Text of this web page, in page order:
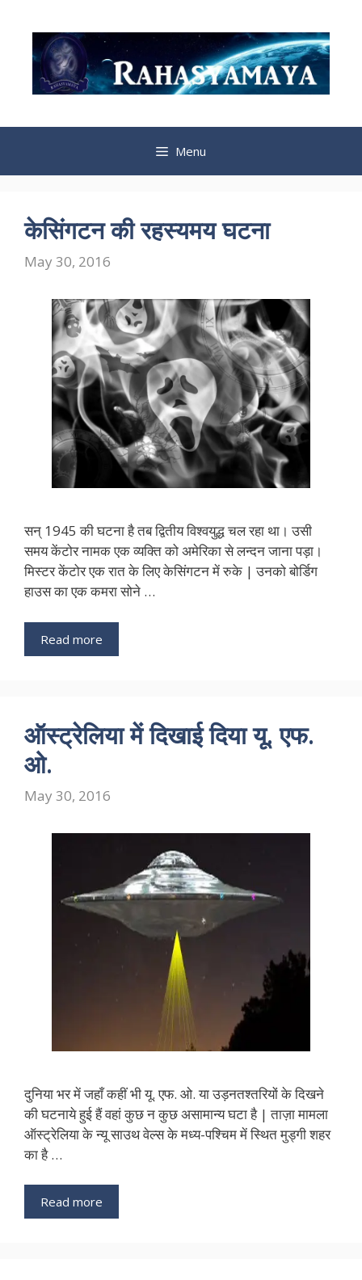
content
Menu
केसिंगटन की रहस्यमय घटना
May 30, 2016
सन् 1945 की घटना है तब द्वितीय विश्वयुद्ध चल रहा था। उसी
समय केंटोर नामक एक व्यक्ति को अमेरिका से लन्दन जाना पड़ा।
मिस्टर केंटोर एक रात के लिए केसिंगटन में रुके | उनको बोर्डिग
हाउस का एक कमरा सोने …
Read more
ऑस्ट्रेलिया में दिखाई दिया यू. एफ.
ओ.
May 30, 2016
दुनिया भर में जहाँ कहीं भी यू. एफ. ओ. या उड़नतश्तरियों के दिखने
की घटनाये हुई हैं वहां कुछ न कुछ असामान्य घटा है | ताज़ा मामला
ऑस्ट्रेलिया के न्यू साउथ वेल्स के मध्य-पश्चिम में स्थित मुड्गी शहर
का है …
Read more